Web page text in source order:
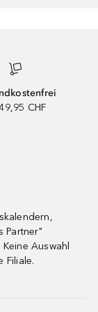
CHF
Partner"
Auswahl
Filiale.